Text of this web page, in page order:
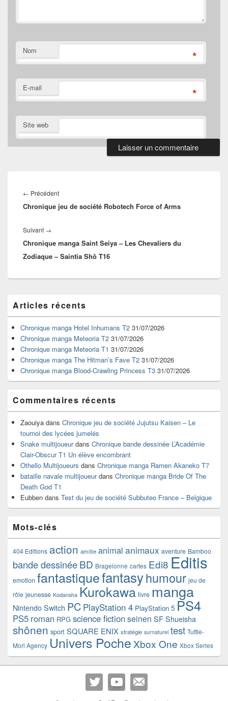
Nom *
E-mail *
Site web
de
l’article
← PrécédentArticle
précédent :
Chronique jeu de société Robotech Force of Arms
Suivant →
suivant :
Chronique manga Saint Seiya – Les Chevaliers du
Zodiaque – Saintia Shô T16
principale
de
widget
pour
barre
latérale
Articles récents
Chronique manga Hotel Inhumans T2 31/07/2026
Chronique manga Meteoria T2 31/07/2026
Chronique manga Meteoria T1 31/07/2026
Chronique manga The Hitman’s Fave T2 31/07/2026
Chronique manga Blood-Crawling Princess T3 31/07/2026
Commentaires récents
Zaouiya dans Chronique jeu de société Jujutsu Kaisen – Le
tournoi des lycées jumelés
Snake multijoueurdans Chronique bande dessinée L’Académie
Clair-Obscur T1 Un élève encombrant
Othello Multijoueurs dans Chronique manga Ramen Akaneko T7
bataille navale multijoueurdans Chronique manga Bride Of The
Death God T1
Eubben dans Test du jeu de société Subbuteo France – Belgique
Mots-clés
404 Editions action amitie animal animaux aventure Bamboo
bande dessinéeBD Bragelonne cartes Edi8 Editis
emotion fantastiquefantasyhumour jeu de
rôle jeunesse Kodansha Kurokawa livre manga
Nintendo Switch PC PlayStation 4 PlayStation 5 PS4
PS5 roman RPG science fictionseinen SF Shueisha
shônen sport SQUARE ENIX stratégie surnaturel test Tuttle-
Mori Agency Univers Poche Xbox One Xbox Series